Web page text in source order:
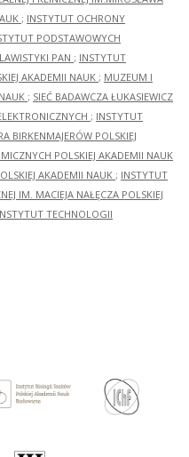
; INSTYTUT OCHRONY
PODSTAWOWYCH
PAN ; INSTYTUT
AKADEMII NAUK ; MUZEUM I
; SIEĆ BADAWCZA ŁUKASIEWICZ
; INSTYTUT
BIRKENMAJERÓW POLSKIEJ
POLSKIEJ AKADEMII NAUK
AKADEMII NAUK ; INSTYTUT
IM. MACIEJA NAŁĘCZA POLSKIEJ
TECHNOLOGII